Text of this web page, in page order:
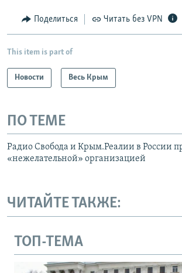
Поделиться Читать без VPN
This item is part of
Новости Весь Крым
ПО ТЕМЕ
Радио Свобода и Крым.Реалии в России
«нежелательной» организацией
ЧИТАЙТЕ ТАКЖЕ:
ТОП-ТЕМА